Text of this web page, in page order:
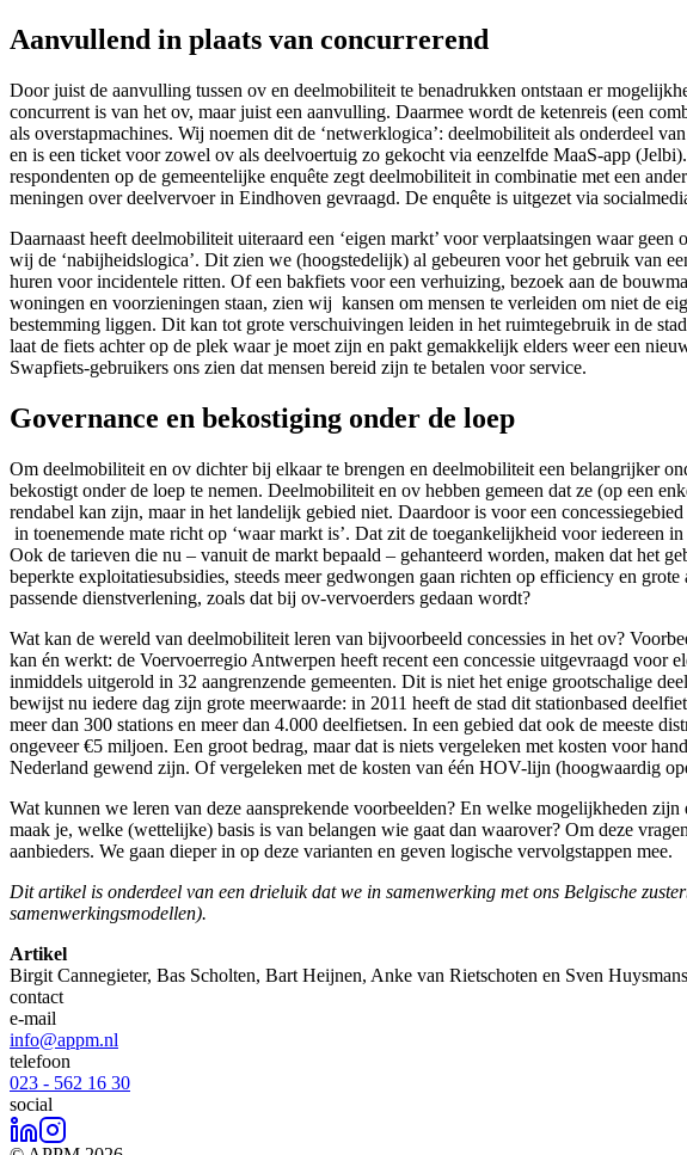
Aanvullend in plaats van concurrerend
Door juist de aanvulling tussen ov en deelmobiliteit te benadrukken ontstaan er
concurrent is van het ov, maar juist een aanvulling. Daarmee wordt de ketenreis (een
als overstapmachines. Wij noemen dit de ‘netwerklogica’: deelmobiliteit als onderdeel
en is een ticket voor zowel ov als deelvoertuig zo gekocht via eenzelfde MaaS-app
respondenten op de gemeentelijke enquête zegt deelmobiliteit in combinatie met een
meningen over deelvervoer in Eindhoven gevraagd. De enquête is uitgezet via
Daarnaast heeft deelmobiliteit uiteraard een ‘eigen markt’ voor verplaatsingen waar
wij de ‘nabijheidslogica’. Dit zien we (hoogstedelijk) al gebeuren voor het gebruik van
huren voor incidentele ritten. Of een bakfiets voor een verhuizing, bezoek aan de
woningen en voorzieningen staan, zien wij kansen om mensen te verleiden om niet de
bestemming liggen. Dit kan tot grote verschuivingen leiden in het ruimtegebruik in de
laat de fiets achter op de plek waar je moet zijn en pakt gemakkelijk elders weer een
Swapfiets-gebruikers ons zien dat mensen bereid zijn te betalen voor service.
Governance en bekostiging onder de loep
Om deelmobiliteit en ov dichter bij elkaar te brengen en deelmobiliteit een belangrijker
bekostigt onder de loep te nemen. Deelmobiliteit en ov hebben gemeen dat ze (op een
rendabel kan zijn, maar in het landelijk gebied niet. Daardoor is voor een
in toenemende mate richt op ‘waar markt is’. Dat zit de toegankelijkheid voor iedereen
Ook de tarieven die nu – vanuit de markt bepaald – gehanteerd worden, maken dat het
beperkte exploitatiesubsidies, steeds meer gedwongen gaan richten op efficiency en
passende dienstverlening, zoals dat bij ov-vervoerders gedaan wordt?
Wat kan de wereld van deelmobiliteit leren van bijvoorbeeld concessies in het ov?
kan én werkt: de Voervoerregio Antwerpen heeft recent een concessie uitgevraagd
inmiddels uitgerold in 32 aangrenzende gemeenten. Dit is niet het enige grootschalige
bewijst nu iedere dag zijn grote meerwaarde: in 2011 heeft de stad dit stationbased
meer dan 300 stations en meer dan 4.000 deelfietsen. In een gebied dat ook de meeste
ongeveer €5 miljoen. Een groot bedrag, maar dat is niets vergeleken met kosten voor
Nederland gewend zijn. Of vergeleken met de kosten van één HOV-lijn (hoogwaardig
Wat kunnen we leren van deze aansprekende voorbeelden? En welke mogelijkheden
maak je, welke (wettelijke) basis is van belangen wie gaat dan waarover? Om deze
aanbieders. We gaan dieper in op deze varianten en geven logische vervolgstappen mee.
Dit artikel is onderdeel van een drieluik dat we in samenwerking met ons Belgische
samenwerkingsmodellen).
Artikel
Birgit Cannegieter, Bas Scholten, Bart Heijnen, Anke van Rietschoten en Sven
contact
e-mail
info@appm.nl
telefoon
023 - 562 16 30
social